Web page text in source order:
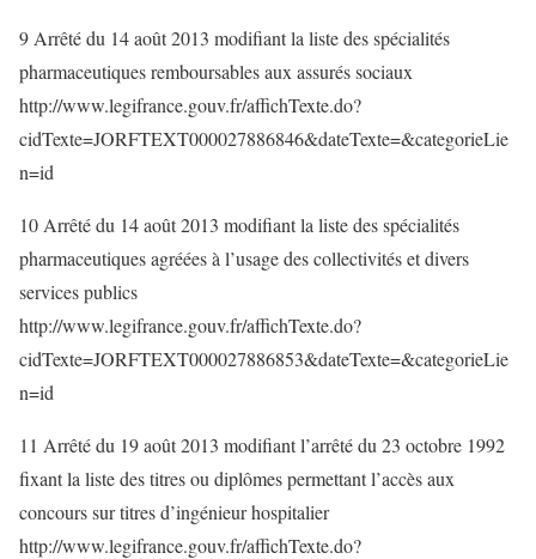
9 Arrêté du 14 août 2013 modifiant la liste des spécialités
pharmaceutiques remboursables aux assurés sociaux
http://www.legifrance.gouv.fr/affichTexte.do?
cidTexte=JORFTEXT000027886846&dateTexte=&categorieLie
n=id
10 Arrêté du 14 août 2013 modifiant la liste des spécialités
pharmaceutiques agréées à l’usage des collectivités et divers
services publics
http://www.legifrance.gouv.fr/affichTexte.do?
cidTexte=JORFTEXT000027886853&dateTexte=&categorieLie
n=id
11 Arrêté du 19 août 2013 modifiant l’arrêté du 23 octobre 1992
fixant la liste des titres ou diplômes permettant l’accès aux
concours sur titres d’ingénieur hospitalier
http://www.legifrance.gouv.fr/affichTexte.do?